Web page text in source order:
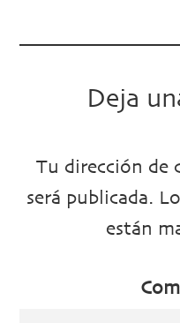
Deja
Tu dirección de
será publicada.
están